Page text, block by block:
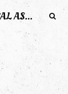
LIBERTY WHEELS HISTORICAL ASSOCIATION